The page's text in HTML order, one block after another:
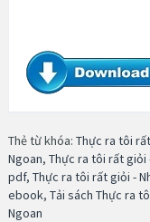
Thẻ từ khóa: Thực ra tôi
Ngoan, Thực ra tôi rất giỏi
pdf, Thực ra tôi rất giỏi -
ebook, Tải sách Thực ra
Ngoan